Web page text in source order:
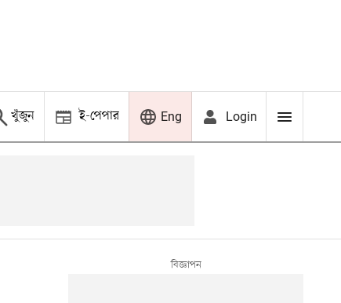
খুঁজুন ই-পেপার Eng Login